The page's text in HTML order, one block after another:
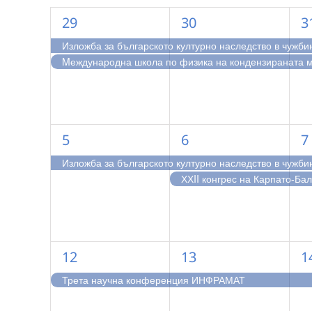
на
Събития
2
събития,
29
Изложба за българското културно наследство в
Mеждународна школа по физика на кондензираната
2
събития,
30
2
1
събитие,
5
Изложба за българското културно наследство в
2
събития,
6
ХХII конгрес на Карпато-
2
7
1
събитие,
12
Трета научна конференция ИНФРАМАТ
1
събитие,
13
1